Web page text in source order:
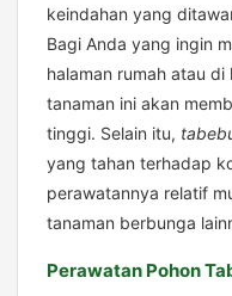
keindahan yang
Bagi Anda yang ingin
halaman rumah atau
tanaman ini akan
tinggi. Selain itu,
yang tahan terhadap
perawatannya relatif
tanaman berbunga
Perawatan Pohon